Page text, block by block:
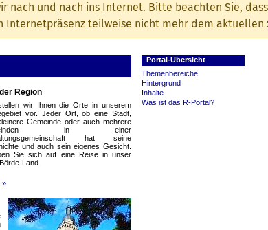
nach und nach ins Internet. Bitte beachten Sie,
Internetpräsenz teilweise nicht mehr dem aktuellen